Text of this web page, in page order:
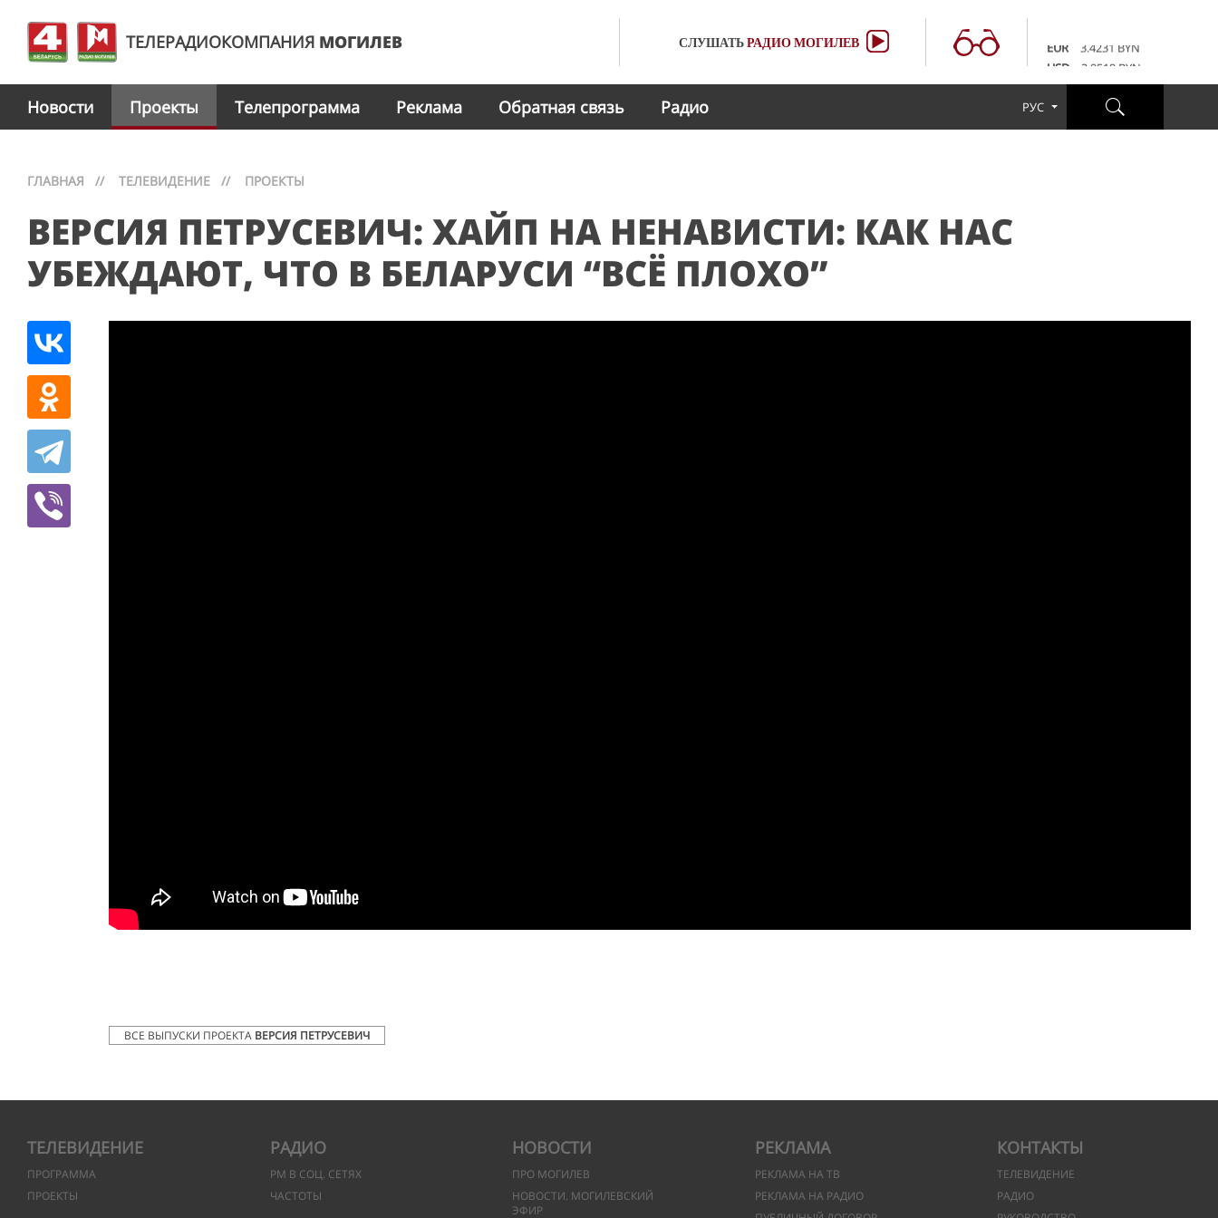
ТЕЛЕРАДИОКОМПАНИЯ МОГИЛЕВ СЛУШАТЬРАДИОМОГИЛЕВ
USD
2.9519 BYN
3.4231 BYN
2.9519 BYN
Новости Проекты Телепрограмма Реклама Обратная связь Радио РУС
ГЛАВНАЯ // ТЕЛЕВИДЕНИЕ // ПРОЕКТЫ
ВЕРСИЯ ПЕТРУСЕВИЧ: ХАЙП НА НЕНАВИСТИ: КАК НАС
УБЕЖДАЮТ, ЧТО В БЕЛАРУСИ “ВСЁ ПЛОХО”
ВСЕ ВЫПУСКИ ПРОЕКТА ВЕРСИЯ ПЕТРУСЕВИЧ
ТЕЛЕВИДЕНИЕ
ПРОГРАММА
ПРОЕКТЫ
РАДИО
РМ В СОЦ. СЕТЯХ
ЧАСТОТЫ
НОВОСТИ
ПРО МОГИЛЕВ
НОВОСТИ. МОГИЛЕВСКИЙ
ЭФИР
РЕКЛАМА
РЕКЛАМА НА ТВ
РЕКЛАМА НА РАДИО
КОНТАКТЫ
ТЕЛЕВИДЕНИЕ
РАДИО